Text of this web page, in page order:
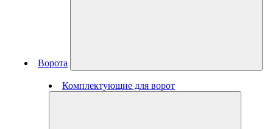
Ворота
Комплектующие для ворот